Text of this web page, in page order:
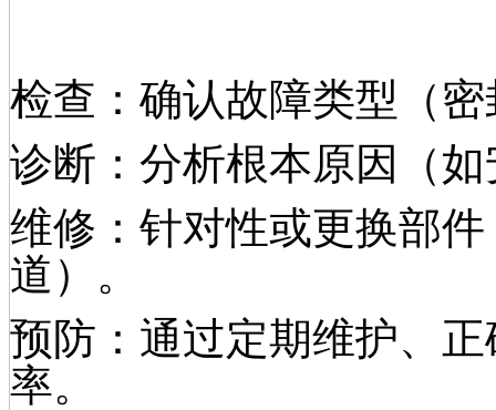
检查：确认故障类型（
诊断：分析根本原因（
维修：针对性或更换部
道）。
预防：通过定期维护、
率。